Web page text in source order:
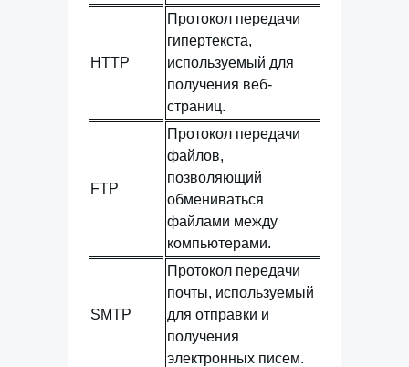
HTTP
Протокол передачи
гипертекста,
используемый для
получения веб-
страниц.
FTP
Протокол передачи
файлов,
позволяющий
обмениваться
файлами между
компьютерами.
SMTP
Протокол передачи
почты, используемый
для отправки и
получения
электронных писем.